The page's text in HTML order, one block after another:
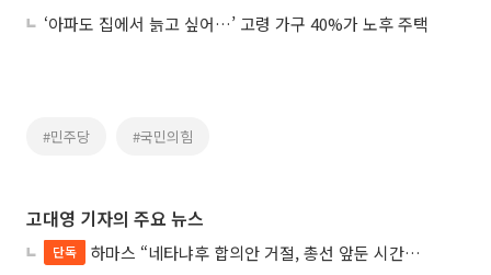
‘아파도 집에서 늙고 싶어…’ 고령 가구 40%가 노후 주택
#민주당 #국민의힘
고대영 기자의 주요 뉴스
단독
하마스 “네타냐후 합의안 거절, 총선 앞둔 시간 끌기”